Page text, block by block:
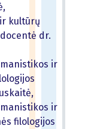
kultūrų
dr.
ir
ir
filologijos